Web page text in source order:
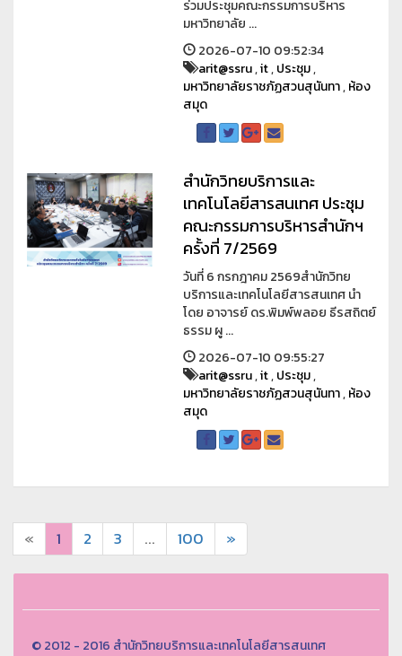
ร่วมประชุมคณะกรรมการบริหาร
มหาวิทยาลัย ...
2026-07-10 09:52:34
arit@ssru,it,ประชุม,
มหาวิทยาลัยราชภัฏสวนสุนันทา,ห้อง
สมุด
สำนักวิทยบริการและ
เทคโนโลยีสารสนเทศ ประชุม
คณะกรรมการบริหารสำนักฯ
ครั้งที่ 7/2569
วันที่ 6 กรกฎาคม 2569สำนักวิทย
บริการและเทคโนโลยีสารสนเทศ นำ
โดย อาจารย์ ดร.พิมพ์พลอย ธีรสถิตย์
ธรรม ผู ...
2026-07-10 09:55:27
arit@ssru,it,ประชุม,
มหาวิทยาลัยราชภัฏสวนสุนันทา,ห้อง
สมุด
« 1 2 3 ... 100 »
© 2012 - 2016 สำนักวิทยบริการและเทคโนโลยีสารสนเทศ